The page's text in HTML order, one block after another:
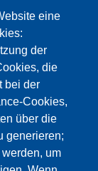
eine
der
die
bei der
Cookies,
über die
generieren;
um
что
приняты.